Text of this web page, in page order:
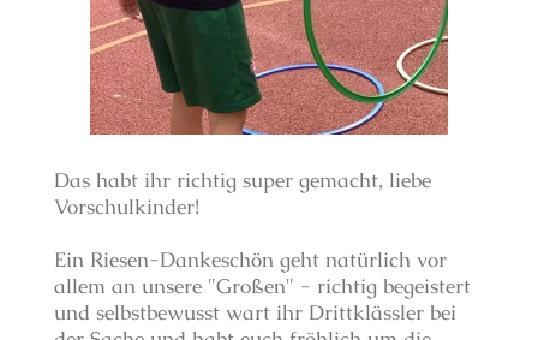
Das habt ihr richtig super gemacht, liebe
Vorschulkinder!
Ein Riesen-Dankeschön geht natürlich vor
allem an unsere "Großen" - richtig begeistert
und selbstbewusst wart ihr Drittklässler bei